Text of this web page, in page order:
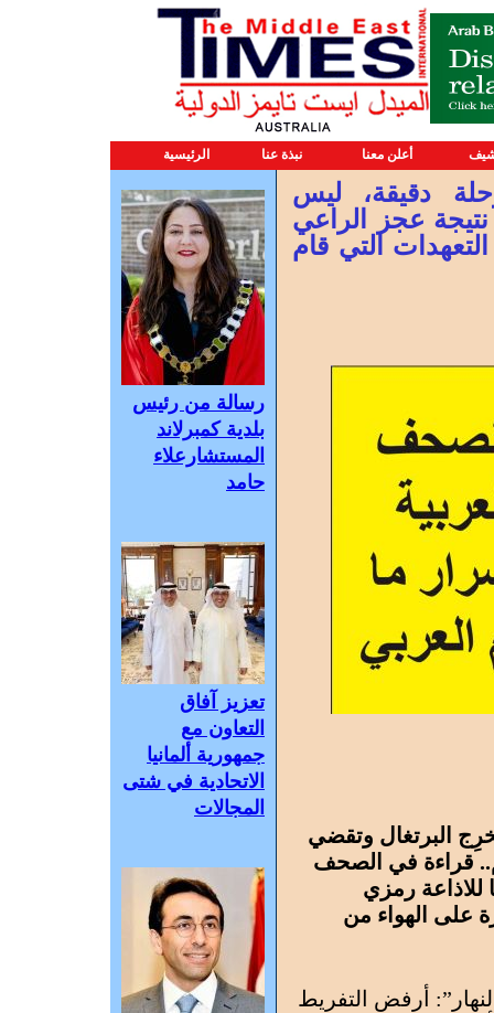
أعلن معنا نبذة عنا الرئيسية
دقيقة، ليس
عجز الراعي
التي قام
تُخرِج البرتغال وتقضي
قراءة في الصحف
للاذاعة رمزي
على الهواء من
أرفض التفريط
رسالة من رئيس
بلدية كمبرلاند
المستشارعلاء
حامد
تعزيز آفاق
التعاون مع
جمهورية ألمانيا
الاتحادية في شتى
المجالات